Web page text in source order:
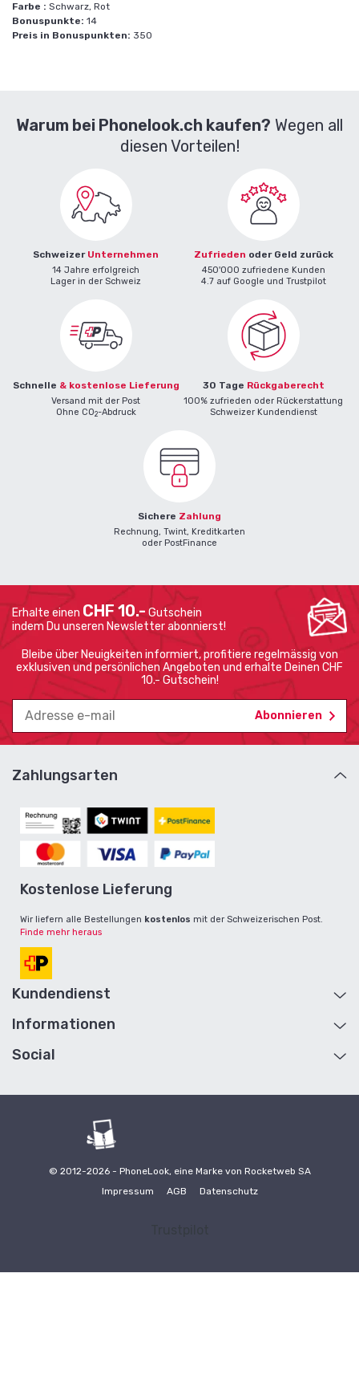
Farbe : Schwarz, Rot
Bonuspunkte: 14
Preis in Bonuspunkten: 350
Warum bei Phonelook.ch kaufen? Wegen all
diesen Vorteilen!
Schweizer Unternehmen
14 Jahre erfolgreich
Lager in der Schweiz
Zufrieden oder Geld zurück
450'000 zufriedene Kunden
4.7 auf Google und Trustpilot
Schnelle & kostenlose Lieferung
Versand mit der Post
Ohne CO2-Abdruck
30 Tage Rückgaberecht
100% zufrieden oder Rückerstattung
Schweizer Kundendienst
Sichere Zahlung
Rechnung, Twint, Kreditkarten
oder PostFinance
Erhalte einen CHF 10.-Gutschein
indem Du unseren Newsletter abonnierst!
Bleibe über Neuigkeiten informiert, profitiere regelmässig von
exklusiven und persönlichen Angeboten und erhalte Deinen CHF
10.- Gutschein!
Zahlungsarten
Kostenlose Lieferung
Wir liefern alle Bestellungen kostenlos mit der Schweizerischen Post.
Finde mehr heraus
Kundendienst
Hilfe und Kontakt
Retouren
Informationen
Über Uns
Allgemeine Geschäftsbedingungen
Kollaborationen / Influencer
Ökologie
Social
© 2012-2026 - PhoneLook, eine Marke von Rocketweb SA
Impressum
AGB Datenschutz